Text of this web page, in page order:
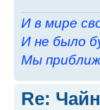
И в мире
И не было
Мы
Re: